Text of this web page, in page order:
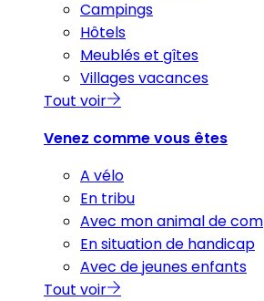
Campings
Hôtels
Meublés et gîtes
Villages vacances
Tout voir
Venez comme vous êtes
A vélo
En tribu
Avec mon animal de
En situation de handicap
Avec de jeunes enfants
Tout voir